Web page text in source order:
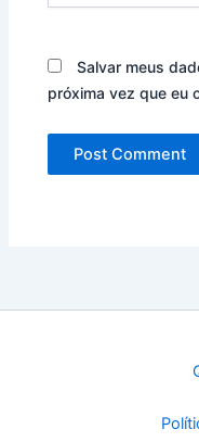
Salvar meus
próxima vez que eu